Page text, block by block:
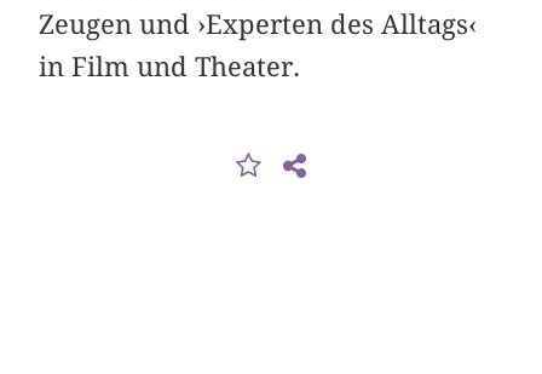
Zeugen und ›Experten des Alltags‹
in Film und Theater.